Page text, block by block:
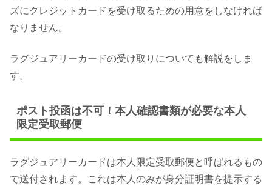
ズにクレジットカードを受け取るための用意をしなければ
なりません。
ラグジュアリーカードの受け取りについても解説をしま
す。
ポスト投函は不可！本人確認書類が必要な本人
限定受取郵便
ラグジュアリーカードは本人限定受取郵便と呼ばれるもの
で送付されます。これは本人のみが身分証明書を提示する